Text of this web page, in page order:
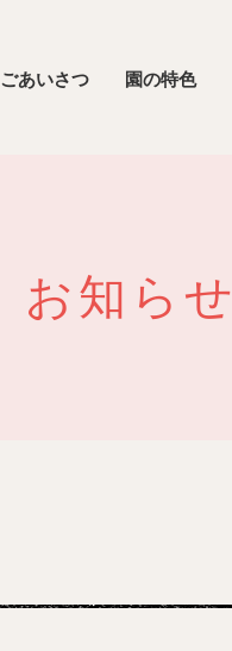
ごあいさつ 園の特色
お知らせ